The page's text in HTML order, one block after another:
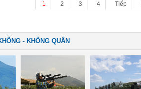
1 2 3 4 Tiếp
- KHÔNG QUÂN